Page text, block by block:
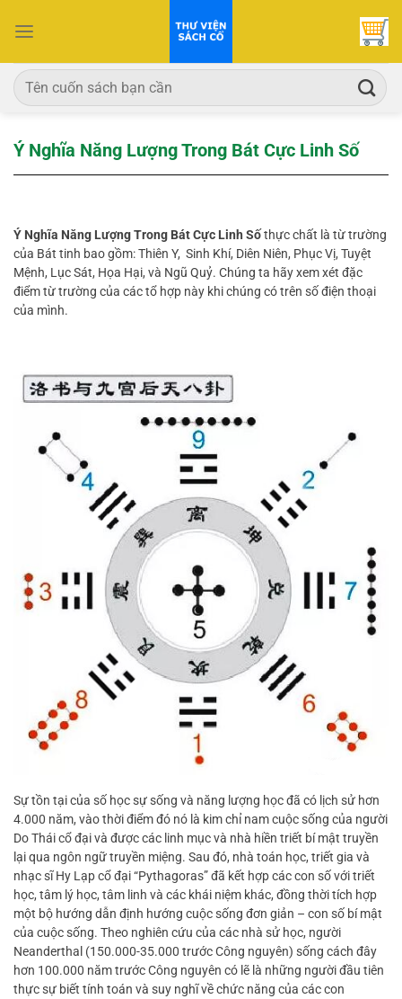
qua
dung
Tìm
kiếm:
Ý Nghĩa Năng Lượng Trong Bát Cực Linh Số
Ý Nghĩa Năng Lượng Trong Bát Cực Linh Sốthực chất là từ trường
của Bát tinh bao gồm: Thiên Y, Sinh Khí, Diên Niên, Phục Vị, Tuyệt
Mệnh, Lục Sát, Họa Hại, và Ngũ Quỷ. Chúng ta hãy xem xét đặc
điểm từ trường của các tổ hợp này khi chúng có trên số điện thoại
của mình.
Sự tồn tại của số học sự sống và năng lượng học đã có lịch sử hơn
4.000 năm, vào thời điểm đó nó là kim chỉ nam cuộc sống của người
Do Thái cổ đại và được các linh mục và nhà hiền triết bí mật truyền
lại qua ngôn ngữ truyền miệng. Sau đó, nhà toán học, triết gia và
nhạc sĩ Hy Lạp cổ đại “Pythagoras” đã kết hợp các con số với triết
học, tâm lý học, tâm linh và các khái niệm khác, đồng thời tích hợp
một bộ hướng dẫn định hướng cuộc sống đơn giản – con số bí mật
của cuộc sống. Theo nghiên cứu của các nhà sử học, người
Neanderthal (150.000-35.000 trước Công nguyên) sống cách đây
hơn 100.000 năm trước Công nguyên có lẽ là những người đầu tiên
thực sự biết tính toán và suy nghĩ về chức năng của các con